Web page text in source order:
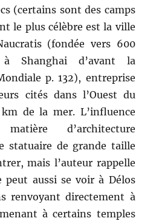
(certains sont des camps
le plus célèbre est la ville
(fondée vers 600
à Shanghai d’avant la
p. 132), entreprise
cités dans l’Ouest du
de la mer. L’influence
d’architecture
statuaire de grande taille
mais l’auteur rappelle
peut aussi se voir à Délos
renvoyant directement à
à certains temples